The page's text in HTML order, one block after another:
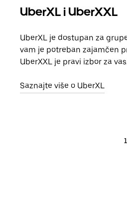
UberXL i UberXXL
UberXL je dostupan za
vam je potreban zajamčen
UberXXL je pravi izbor za
Saznajte više o UberXL